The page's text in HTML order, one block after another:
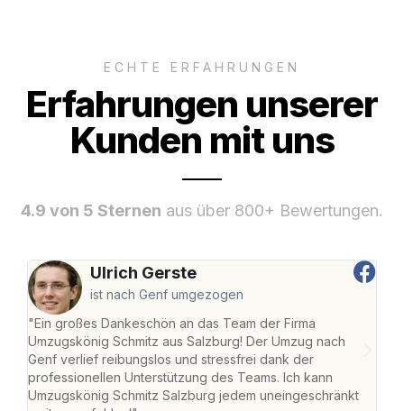
ECHTE ERFAHRUNGEN
Erfahrungen unserer
Kunden mit uns
4.9 von 5 Sternen aus über 800+ Bewertungen.
Ulrich Gerste
ist nach Genf umgezogen
"Ein großes Dankeschön an das Team der Firma
Umzugskönig Schmitz aus Salzburg! Der Umzug nach
Genf verlief reibungslos und stressfrei dank der
professionellen Unterstützung des Teams. Ich kann
Umzugskönig Schmitz Salzburg jedem uneingeschränkt